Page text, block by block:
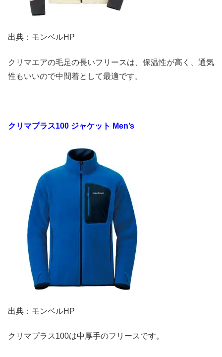
出典：モンベルHP
クリマエアの毛足の長いフリースは、保温性が高く、通気
性もいいので中間着として最適です。
クリマプラス100 ジャケット Men’s
出典：モンベルHP
クリマプラス100は中厚手のフリースです。